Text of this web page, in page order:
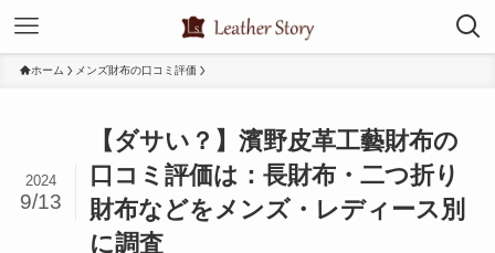
ホーム メンズ財布の口コミ評価
【ダサい？】濱野皮革工藝財布の
口コミ評価は：長財布・二つ折り
財布などをメンズ・レディース別
に調査
2024
9/13